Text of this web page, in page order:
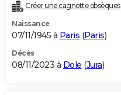
Créer une cagnotte obsèques
Naissance
07/11/1945 à Paris (Paris)
Décès
08/11/2023 à Dole (Jura)